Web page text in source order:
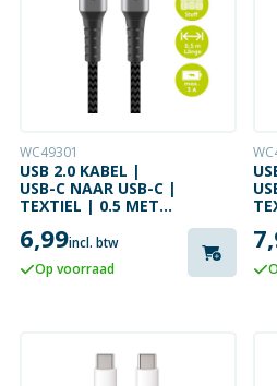
WC49301
USB 2.0 KABEL |
USB-C NAAR USB-C |
TEXTIEL | 0.5 METER
6,99incl. btw
Op voorraad